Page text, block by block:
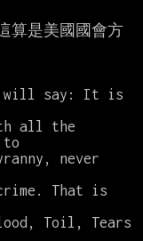
算是美國國會方
I will say: It is
all the
to
never
That is